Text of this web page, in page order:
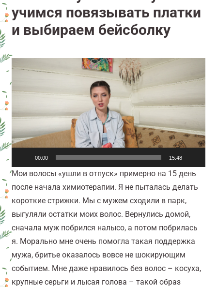
учимся повязывать платки
и выбираем бейсболку
00:00 15:48
Мои волосы «ушли в отпуск» примерно на 15 день
после начала химиотерапии. Я не пыталась делать
короткие стрижки. Мы с мужем сходили в парк,
выгуляли остатки моих волос. Вернулись домой,
сначала муж побрился налысо, а потом побрилась
я. Морально мне очень помогла такая поддержка
мужа, бритье оказалось вовсе не шокирующим
событием. Мне даже нравилось без волос – косуха,
крупные серьги и лысая голова – такой образ